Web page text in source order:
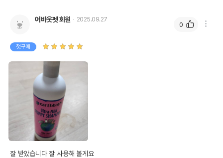
어바웃펫 회원 2025.09.27
첫구매
잘 받았습니다 잘 사용해 볼게요
0